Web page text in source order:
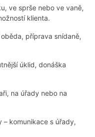
ve sprše nebo ve vaně,
klienta.
příprava snídaně,
úklid, donáška
na úřady nebo na
– komunikace s úřady,